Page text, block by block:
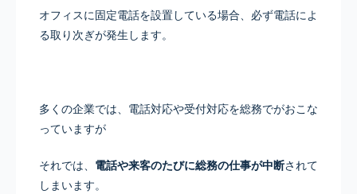
オフィスに固定電話を設置している場合、必ず電話によ
る取り次ぎが発生します。
多くの企業では、電話対応や受付対応を総務でがおこな
っていますが
それでは、 電話や来客のたびに総務の仕事が中断されて
しまいます。